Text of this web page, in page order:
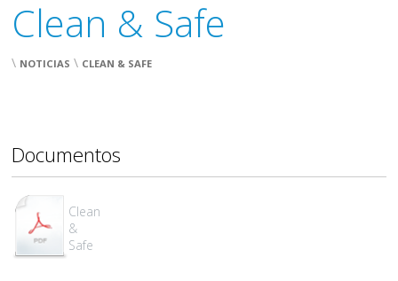
Clean & Safe
\ NOTICIAS \ CLEAN & SAFE
Documentos
Clean
&
Safe